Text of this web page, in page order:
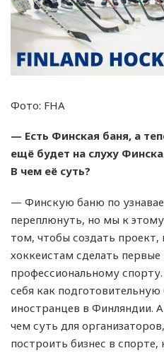
Фото: FHA
— Есть Финская баня, а
ещё будет на слуху
В чем её суть?
— Финскую баню по
переплюнуть, но мы к
том, чтобы создать
хоккеистам сделать
профессиональному
себя как подготовительную
иностранцев в Финляндии.
чем суть для
построить бизнес в